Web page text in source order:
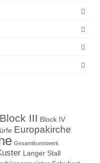
Block III Block IV
Europakirche
Gesamtkunstwerk
Langer Stall